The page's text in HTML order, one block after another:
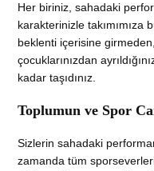
Her biriniz, sahadaki
karakterinizle takımımıza
beklenti içerisine
çocuklarınızdan
kadar taşıdınız.
Toplumun ve Spor
Sizlerin sahadaki
zamanda tüm